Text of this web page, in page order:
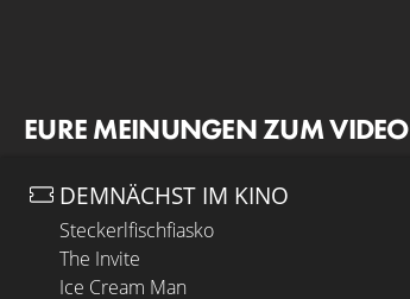
EURE MEINUNGEN ZUM VIDEO
DEMNÄCHST IM KINO
Steckerlfischfiasko
The Invite
Ice Cream Man